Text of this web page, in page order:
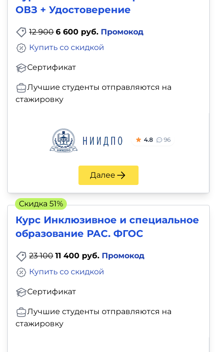
ОВЗ + Удостоверение
12 900 6 600 руб. Промокод
Сертификат
Купить со скидкой
Лучшие студенты отправляются на
стажировку
4.8 96
Далее
Курс Инклюзивное и специальное
образование РАС. ФГОС
23 100 11 400 руб. Промокод
Сертификат
Купить со скидкой
Лучшие студенты отправляются на
стажировку
Скидка 51%